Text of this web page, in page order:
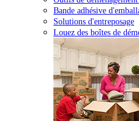
Bande adhésive
Solutions d'entreposage
Louez des boîtes de